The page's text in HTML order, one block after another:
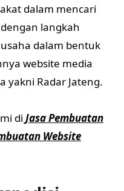
dalam mencari
langkah
dalam bentuk
website media
yakni Radar Jateng.
di Jasa Pembuatan
Website